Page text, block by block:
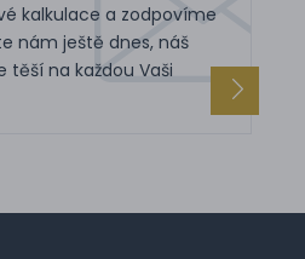
kalkulace a zodpovíme
nám ještě dnes, náš
na každou Vaši